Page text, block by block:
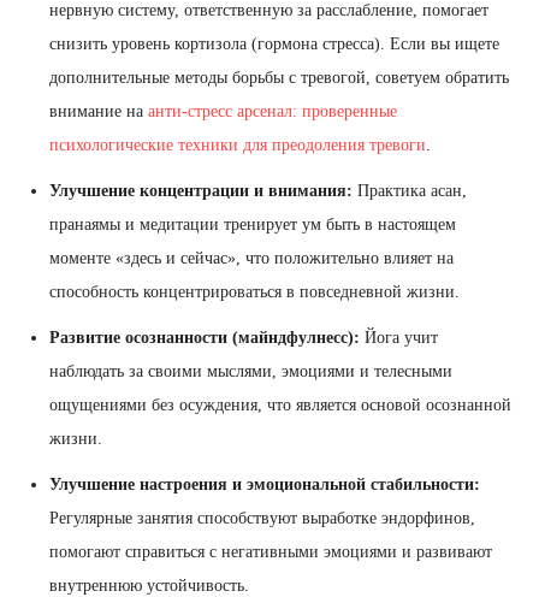
нервную систему, ответственную за расслабление, помогает
снизить уровень кортизола (гормона стресса). Если вы ищете
дополнительные методы борьбы с тревогой, советуем обратить
внимание на анти-стресс арсенал: проверенные
психологические техники для преодоления тревоги.
Улучшение концентрации и внимания: Практика асан,
пранаямы и медитации тренирует ум быть в настоящем
моменте «здесь и сейчас», что положительно влияет на
способность концентрироваться в повседневной жизни.
Развитие осознанности (майндфулнесс): Йога учит
наблюдать за своими мыслями, эмоциями и телесными
ощущениями без осуждения, что является основой осознанной
жизни.
Улучшение настроения и эмоциональной стабильности:
Регулярные занятия способствуют выработке эндорфинов,
помогают справиться с негативными эмоциями и развивают
внутреннюю устойчивость.